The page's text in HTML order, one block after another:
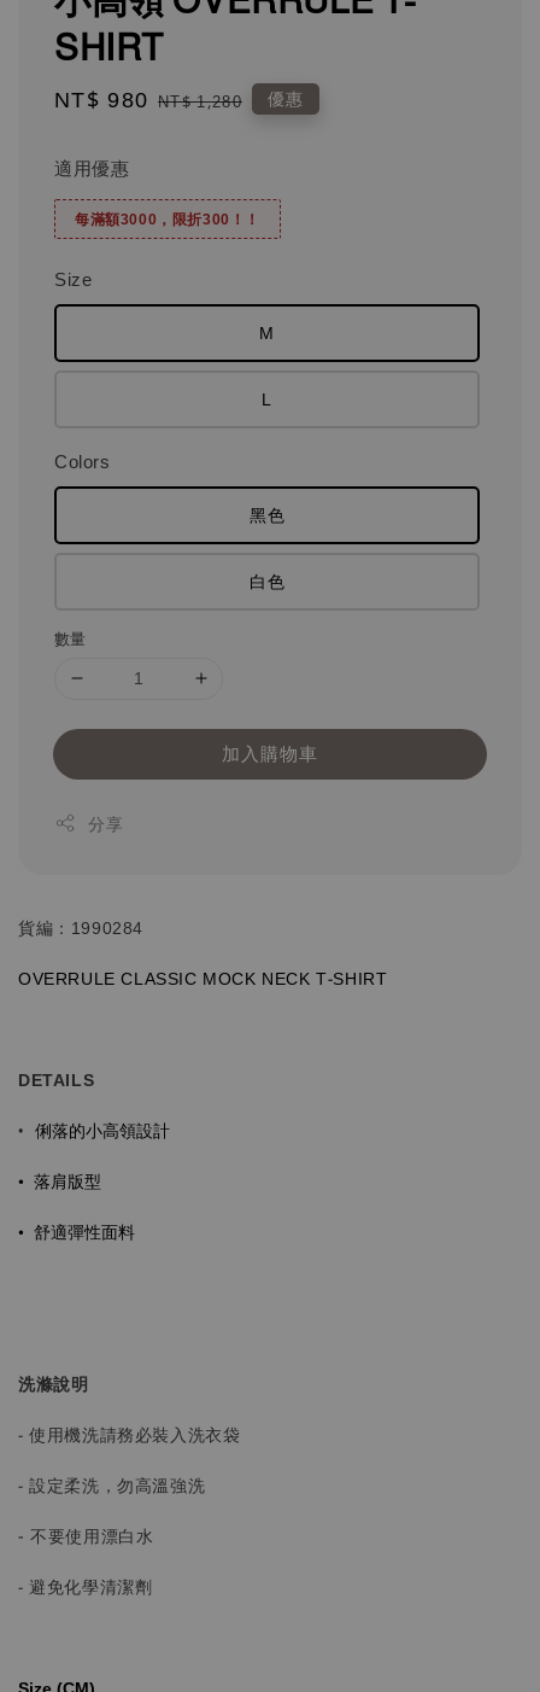
SHIRT
Sale
NT$ 980 Regular
NT$ 1,280 優惠
適用優惠
每滿額3000，限折300！！
Size
M
L
Colors
黑色
白色
數量
加入購物車
分享
貨編：1990284
OVERRULE CLASSIC MOCK NECK T-SHIRT
DETAILS
• 俐落的小高領設計
• 落肩版型
• 舒適彈性面料
洗滌說明
- 使用機洗請務必裝入洗衣袋
- 設定柔洗，勿高溫強洗
-不要使用漂白水
- 避免化學清潔劑
Size (CM)⁡⁡